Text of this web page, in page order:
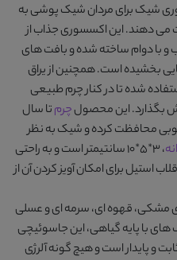
برای مردان شیک پوشی به
دهند. این اکسسوری جذاب از
با دوام ساخته شده و بافت های
بخشیده است. همچنین از یراق
شده تا در کنار چرم طبیعی
بگذارد. این محصولچرمتا سال
محافظت کرده و شیک به نظر
، 3*5*10 سانتیمتر است و به راحتی
برای امکان آویز کردن آن از
قهوه ای، سرمه ای و عسلی
با پایه گیاهی، این جاسوئیچی
و پایدار است و هیچ گونه آلرژی